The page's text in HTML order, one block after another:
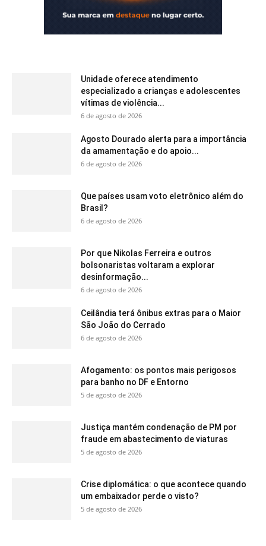
Unidade oferece atendimento
especializado a crianças e adolescentes
vítimas de violência...
6 de agosto de 2026
Agosto Dourado alerta para a importância
da amamentação e do apoio...
6 de agosto de 2026
Que países usam voto eletrônico além do
Brasil?
6 de agosto de 2026
Por que Nikolas Ferreira e outros
bolsonaristas voltaram a explorar
desinformação...
6 de agosto de 2026
Ceilândia terá ônibus extras para o Maior
São João do Cerrado
6 de agosto de 2026
Afogamento: os pontos mais perigosos
para banho no DF e Entorno
5 de agosto de 2026
Justiça mantém condenação de PM por
fraude em abastecimento de viaturas
5 de agosto de 2026
Crise diplomática: o que acontece quando
um embaixador perde o visto?
5 de agosto de 2026